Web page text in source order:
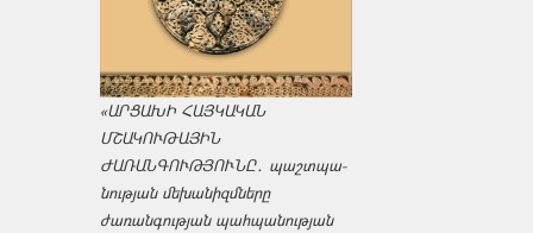
«ԱՐՑԱԽԻ ՀԱՅԿԱԿԱՆ
ՄՇԱԿՈՒԹԱՅԻՆ
ԺԱՌԱՆԳՈՒԹՅՈՒՆԸ․ պաշտպա­
նության մեխանիզմները
ժառանգության պահպանության